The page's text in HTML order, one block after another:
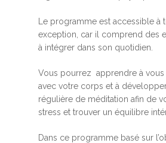
Le programme est accessible à
exception, car il comprend des
à intégrer dans son quotidien.
Vous pourrez apprendre à
avec votre corps et à
régulière de méditation afin de
stress et trouver un équilibre
Dans ce programme basé sur